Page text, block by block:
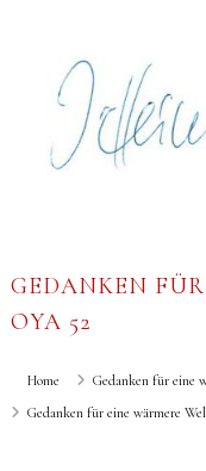
content
Heimrath
GEDANKEN
OYA 52
Home
Gedanken für eine
Gedanken für eine wärmere